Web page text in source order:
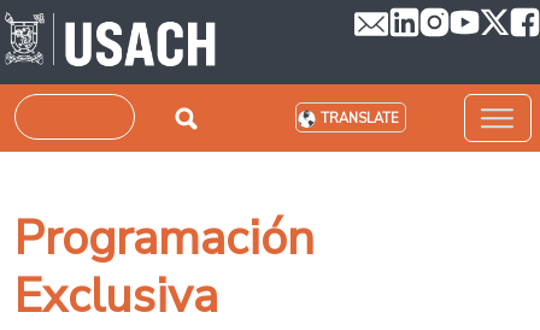
Skip to main content
Search TRANSLATE
Programación
Exclusiva